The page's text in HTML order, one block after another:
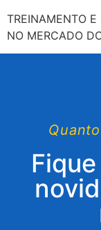
TREINAMENTO E
NO MERCADO